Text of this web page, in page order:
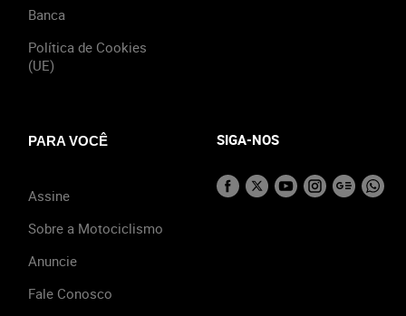
Banca
Política de Cookies
(UE)
PARA VOCÊ
Assine
Sobre a Motociclismo
Anuncie
Fale Conosco
SIGA-NOS